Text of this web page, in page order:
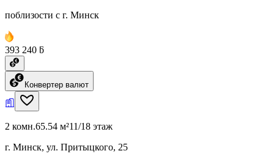
поблизости с г. Минск
393 240 ƃ
Конвертер валют
2 комн.65.54 м²11/18 этаж
г. Минск, ул. Притыцкого, 25